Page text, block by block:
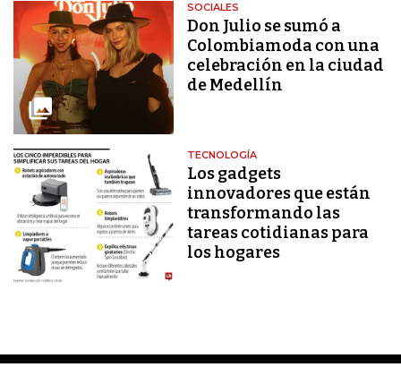
SOCIALES
Don Julio se sumó a
Colombiamoda con una
celebración en la ciudad
de Medellín
TECNOLOGÍA
Los gadgets
innovadores que están
transformando las
tareas cotidianas para
los hogares